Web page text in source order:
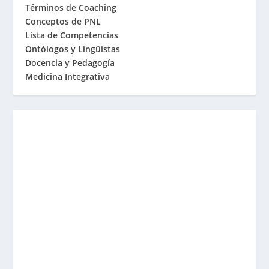
Términos de Coaching
Conceptos de PNL
Lista de Competencias
Ontólogos y Lingüistas
Docencia y Pedagogía
Medicina Integrativa